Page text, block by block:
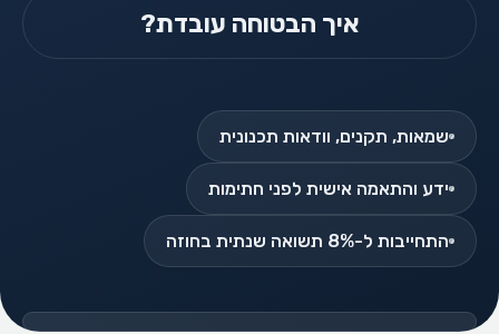
איך הבטוחה עובדת?
שמאות, תקנים, וודאות תכנונית
ידע והתאמה אישית לפני חתימות
התחייבות ל-8% תשואה שנתית בחוזה